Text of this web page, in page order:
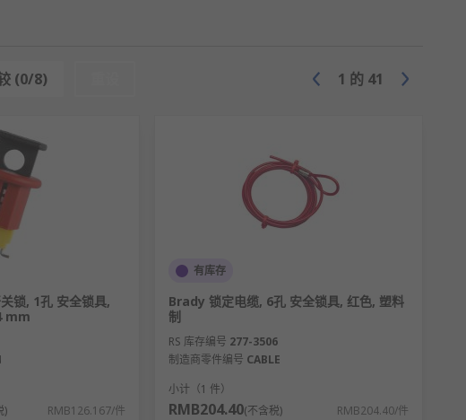
人员规避风险，防止误闯入或误操作。
的落实情况，规范工业作业流程。
(0/8) 1 的 41
锁, 1孔 安全锁具,
mm
) RMB126.167/件
有库存
Brady 锁定电缆, 6孔 安全锁具, 红色, 塑料
制
RS 库存编号 277-3506
制造商零件编号 CABLE
小计（1 件）
RMB204.40(不含税) RMB204.40/件